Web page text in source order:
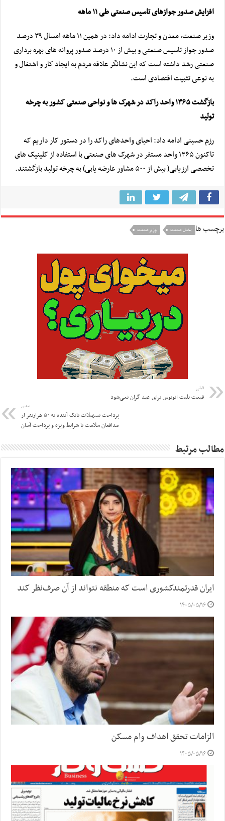
افزایش صدور جوازهای تاسیس صنعتی طی ۱۱ ماهه
وزیر صنعت، معدن و تجارت ادامه داد: در همین ۱۱ ماهه امسال ۳۹ درصد
صدور جواز تاسیس صنعتی و بیش از ۱۰ درصد صدور پروانه های بهره برداری
صنعتی رشد داشته است که این نشانگر علاقه مردم به ایجاد کار و اشتغال و
به نوعی تثبیت اقتصادی است.
بازگشت ۱۳۶۵ واحد راکد در شهرک ها و نواحی صنعتی کشور به چرخه
تولید
رزم حسینی ادامه داد: احیای واحدهای راکد را در دستور کار داریم که
تاکنون ۱۳۶۵ واحد مستقر در شهرک های صنعتی با استفاده از کلینیک های
تخصصی ارزیابی( بیش از ۵۰۰ مشاور عارضه یابی) به چرخه تولید بازگشتند.
برچسب ها بخش صنعت وزیر صنعت
قبلی
قیمت بلیت اتوبوس برای عید‌ گران نمی‌شود
بعدی
پرداخت تسهیلات بانک آینده به ۵۰ هزارنفر از
مدافعان سلامت با شرایط ویژه و پرداخت آسان
مطالب مرتبط
ایران قدرتمندکشوری است که منطقه نتواند از آن صرف‌نظر کند
۱۴۰۵/۰۵/۱۶
الزامات تحقق اهداف وام مسکن
۱۴۰۵/۰۵/۱۶